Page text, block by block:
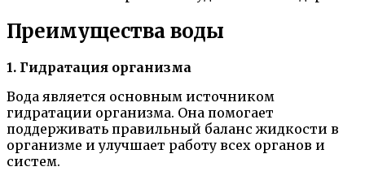
Преимущества воды
1. Гидратация организма
Вода является основным источником
гидратации организма. Она помогает
поддерживать правильный баланс жидкости в
организме и улучшает работу всех органов и
систем.